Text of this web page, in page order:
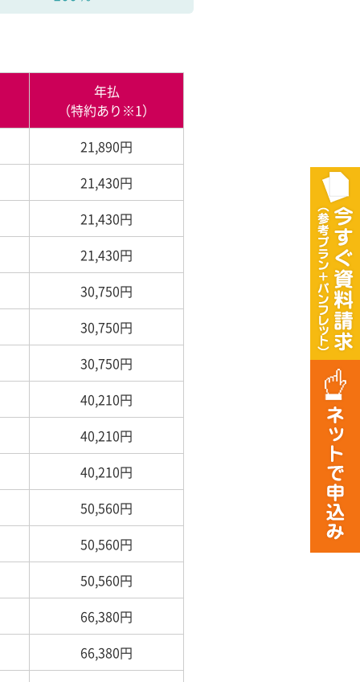
年払
（特約あり※1）
21,890円
21,430円
21,430円
21,430円
30,750円
30,750円
30,750円
40,210円
40,210円
40,210円
50,560円
50,560円
50,560円
66,380円
66,380円